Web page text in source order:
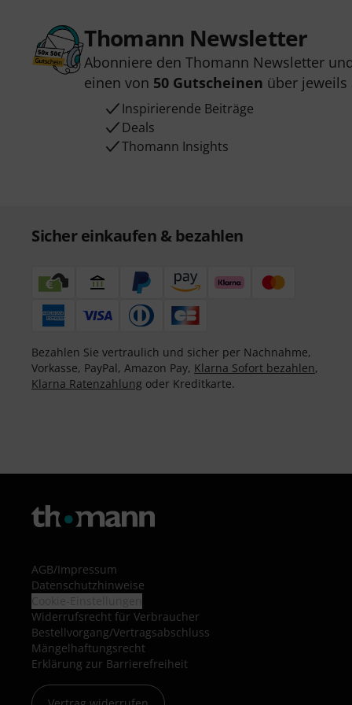
Thomann Newsletter
Abonniere den Thomann Newsletter
einen von 50 Gutscheinen über jeweils
Inspirierende Beiträge
Deals
Thomann Insights
Sicher einkaufen & bezahlen
Bezahlen Sie vertraulich und sicher per Nachnahme,
Vorkasse, PayPal, Amazon Pay, Klarna Sofort bezahlen,
Klarna Ratenzahlung oder Kreditkarte.
AGB/Impressum
Datenschutzhinweise
Widerrufsrecht für Verbraucher
Bestellvorgang/Vertragsabschluss
Mängelhaftungsrecht
Erklärung zur Barrierefreiheit